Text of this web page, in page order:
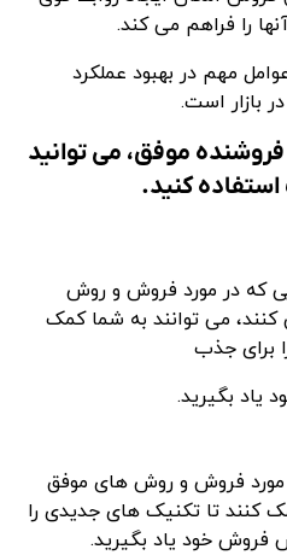
را فراهم می کند.
مهم در بهبود عملکرد
بازار است.
موفق، می توانید
کنید.
که در مورد فروش و روش
می توانند به شما کمک
برای جذب
یاد بگیرید.
مورد فروش و روش های موفق
کنند تا تکنیک های جدیدی را
فروش خود یاد بگیرید.